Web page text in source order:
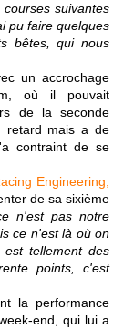
suivantes
pu faire quelques
bêtes, qui nous
un accrochage
où il pouvait
de la seconde
retard mais a de
contraint de se
Engineering,
de sa sixième
n'est pas notre
ce n'est là où on
tellement des
points, c'est
la performance
end, qui lui a